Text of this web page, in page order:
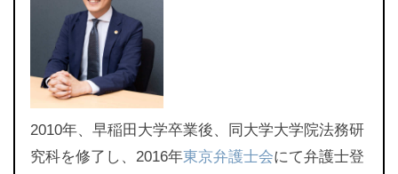
2010年、早稲田大学卒業後、同大学大学院法務研
究科を修了し、2016年東京弁護士会にて弁護士登